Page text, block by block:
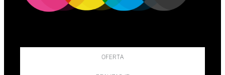
OFERTA